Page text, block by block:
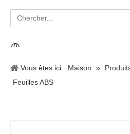
Vous êtes ici: Maison »
Feuilles ABS